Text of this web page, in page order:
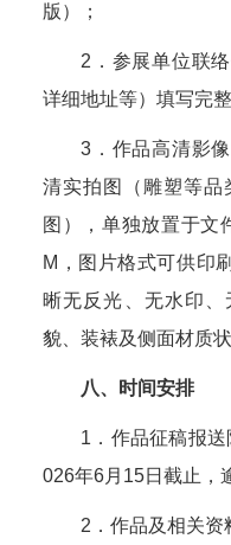
版）；
2．参展单位联
详细地址等）填写完
3．作品高清影
清实拍图（雕塑等品
图），单独放置于文
M，图片格式可供印
晰无反光、无水印
貌、装裱及侧面材质状
八、时间安排
1．作品征稿报
026年6月15日截止，
2．作品及相关